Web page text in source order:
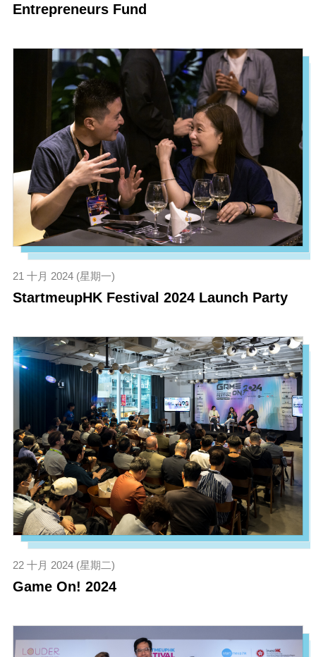
Entrepreneurs Fund
21 十月 2024 (星期一)
StartmeupHK Festival 2024 Launch Party
22 十月 2024 (星期二)
Game On! 2024